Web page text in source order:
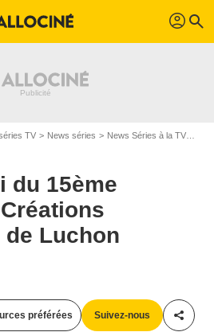
profil search
TV News séries News Séries à la TV
du 15ème
Luchon
préférées Suivez-nous